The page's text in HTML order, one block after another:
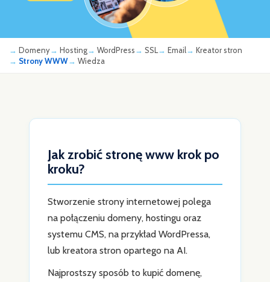
Domeny Hosting WordPress SSL Email
Kreator stron
Strony WWW
Wiedza
Jak zrobić stronę www krok po
kroku?
Stworzenie strony internetowej polega
na połączeniu domeny, hostingu oraz
systemu CMS, na przykład WordPressa,
lub kreatora stron opartego na AI.
Najprostszy sposób to kupić domenę,